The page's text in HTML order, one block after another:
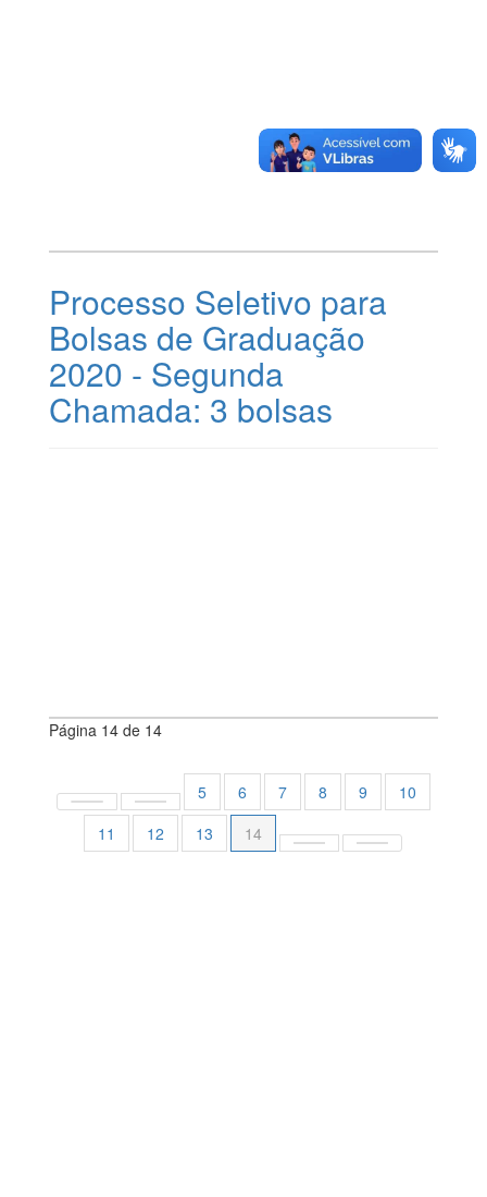
Processo Seletivo para
Bolsas de Graduação
2020 - Segunda
Chamada: 3 bolsas
Página 14 de 14
5 6 7 8 9
10
11
12 13 14